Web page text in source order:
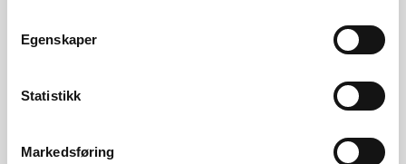
Egenskaper
Statistikk
Markedsføring